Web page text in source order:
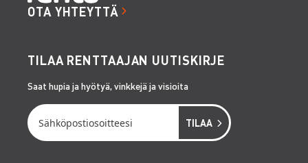
OTA YHTEYTTÄ
TILAA RENTTAAJAN UUTISKIRJE
Saat hupia ja hyötyä, vinkkejä ja visioita